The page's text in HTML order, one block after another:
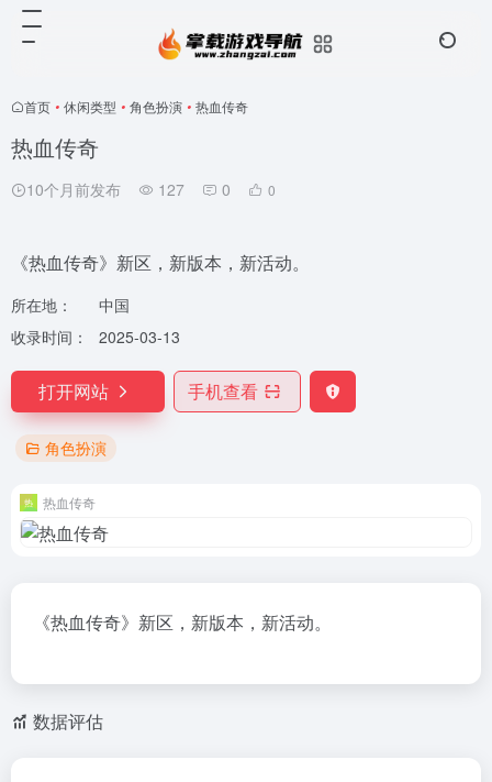
首页 • 休闲类型 • 角色扮演 • 热血传奇
热血传奇
10个月前发布 127 0 0
《热血传奇》新区，新版本，新活动。
所在地：
中国
收录时间：
2025-03-13
打开网站 手机查看
角色扮演
热血传奇
《热血传奇》新区，新版本，新活动。
数据评估